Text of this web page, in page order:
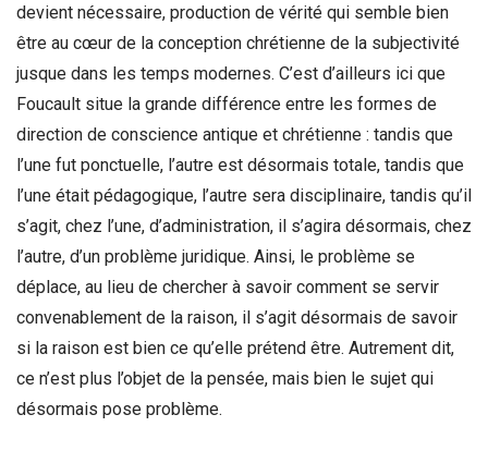
devient nécessaire, production de vérité qui semble bien
être au cœur de la conception chrétienne de la subjectivité
jusque dans les temps modernes. C’est d’ailleurs ici que
Foucault situe la grande différence entre les formes de
direction de conscience antique et chrétienne : tandis que
l’une fut ponctuelle, l’autre est désormais totale, tandis que
l’une était pédagogique, l’autre sera disciplinaire, tandis qu’il
s’agit, chez l’une, d’administration, il s’agira désormais, chez
l’autre, d’un problème juridique. Ainsi, le problème se
déplace, au lieu de chercher à savoir comment se servir
convenablement de la raison, il s’agit désormais de savoir
si la raison est bien ce qu’elle prétend être. Autrement dit,
ce n’est plus l’objet de la pensée, mais bien le sujet qui
désormais pose problème.